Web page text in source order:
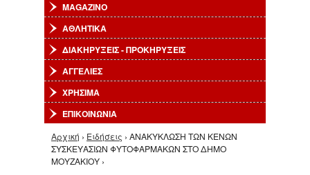
MAGAZINO
ΑΘΛΗΤΙΚΑ
ΔΙΑΚΗΡΥΞΕΙΣ - ΠΡΟΚΗΡΥΞΕΙΣ
ΑΓΓΕΛΙΕΣ
ΧΡΗΣΙΜΑ
ΕΠΙΚΟΙΝΩΝΙΑ
Είστε εδώ
Αρχική › Ειδήσεις › ΑΝΑΚΥΚΛΩΣΗ ΤΩΝ ΚΕΝΩΝ
ΣΥΣΚΕΥΑΣΙΩΝ ΦΥΤΟΦΑΡΜΑΚΩΝ ΣΤΟ ΔΗΜΟ
ΜΟΥΖΑΚΙΟΥ ›